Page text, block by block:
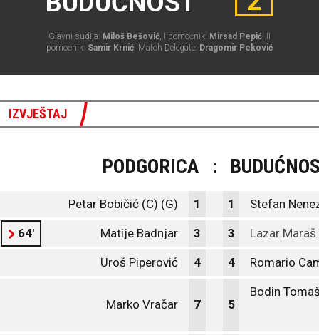
Glavni sudija: Miloš Bešović, I pomoćnik: Mirsad Pepić, II
pomoćnik: Samir Krnić, Match Delegate: Dragomir Peković
IZVJEŠTAJ
PODGORICA :
Petar Bobičić (C) (G) 1 1 Stefan
64' Matije Badnjar 3 3 Lazar Maraš
Uroš Piperović 4 4 Romario
Marko Vračar 7 5
Bodin